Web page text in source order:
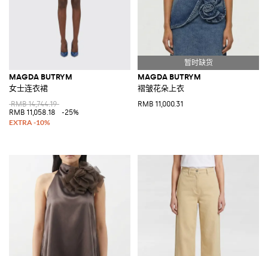
MAGDA BUTRYM
女士连衣裙
RMB 14,744.19
RMB 11,058.18
-25%
MAGDA BUTRYM
褶皱花朵上衣
RMB 11,000.31